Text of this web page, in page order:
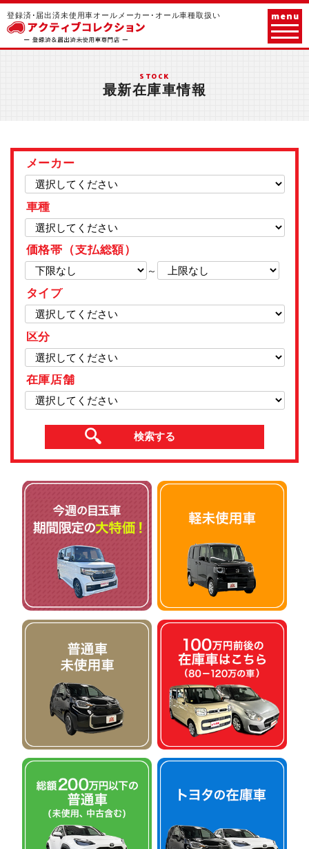
登録済･届出済未使用車オールメーカー･オール車種取扱い menu
STOCK
最新在庫車情報
メーカー
車種
価格帯（支払総額）
～
タイプ
区分
在庫店舗